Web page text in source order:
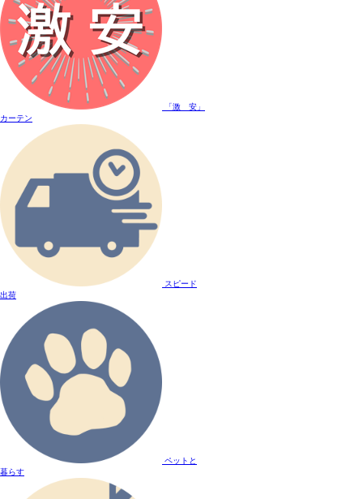
「激 安」
カーテン
スピード
出荷
ペットと
暮らす